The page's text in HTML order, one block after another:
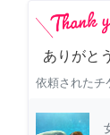
ありがと
依頼されたチ